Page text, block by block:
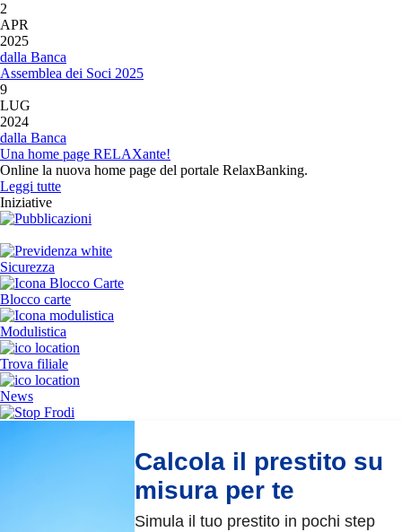
2
APR
2025
dalla Banca
Assemblea dei Soci 2025
9
LUG
2024
dalla Banca
Una home page RELAXante!
Online la nuova home page del portale RelaxBanking.
Leggi tutte
Iniziative
Sicurezza
Blocco carte
Modulistica
Trova filiale
News